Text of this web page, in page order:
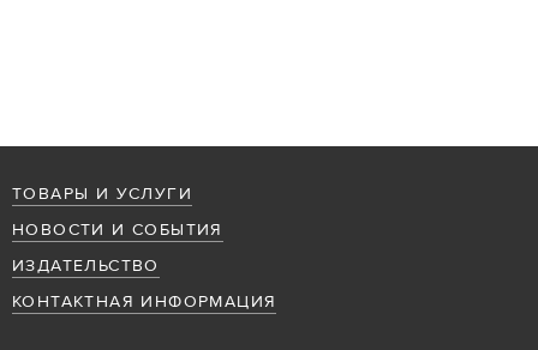
ТОВАРЫ И УСЛУГИ
НОВОСТИ И СОБЫТИЯ
ИЗДАТЕЛЬСТВО
КОНТАКТНАЯ ИНФОРМАЦИЯ